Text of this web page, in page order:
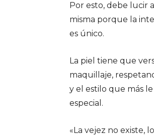
Por esto, debe lucir
misma porque la
es único.
La piel tiene que
maquillaje,
y el estilo que más
especial.
«La vejez no existe,